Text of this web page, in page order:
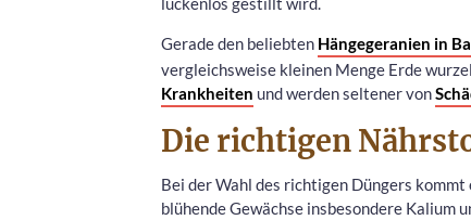
Gerade den beliebten Hängegeranien in
vergleichsweise kleinen Menge Erde
Krankheiten und werden seltener von
Die richtigen
Bei der Wahl des richtigen Düngers
blühende Gewächse insbesondere